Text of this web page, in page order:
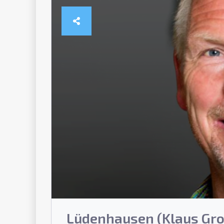
Lüdenhausen (Klaus